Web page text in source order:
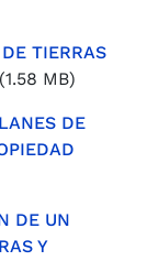
TIERRAS
(1.58 MB)
DE
DE UN
Y